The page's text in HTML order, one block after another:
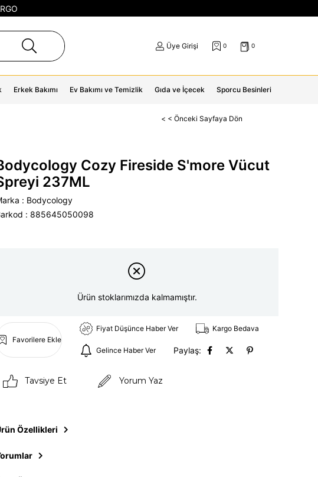
Üye Girişi 0 0
Erkek Bakımı Ev Bakımı ve Temizlik Gıda ve İçecek Sporcu Besinleri
< < Önceki Sayfaya Dön
Cozy Fireside S'more Vücut
237ML
: Bodycology
: 885645050098
Ürün stoklarımızda kalmamıştır.
Favorilere Ekle
Fiyat Düşünce Haber Ver Kargo Bedava
Gelince Haber Ver Paylaş:
Tavsiye Et Yorum Yaz
Özellikleri